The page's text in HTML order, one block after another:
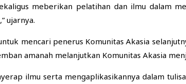
meberikan pelatihan dan ilmu dalam
ujarnya.
mencari penerus Komunitas Akasia
amanah melanjutkan Komunitas Akasia
ilmu serta mengaplikasikannya dalam